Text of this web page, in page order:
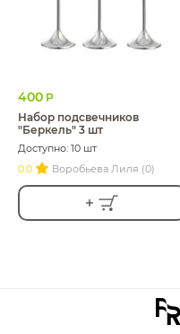
400 Р
Набор подсвечников
"Беркель" 3 шт
Доступно: 10 шт
0.0
Воробьева Лиля (0)